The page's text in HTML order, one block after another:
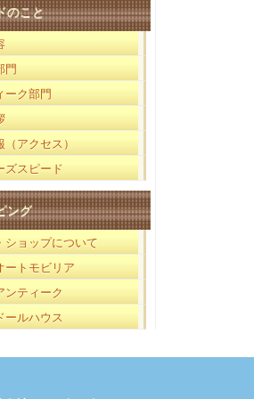
のこと
門
ーク部門
アクセス）
ズスピード
ング
ショップについて
トモビリア
ティーク
ルハウス